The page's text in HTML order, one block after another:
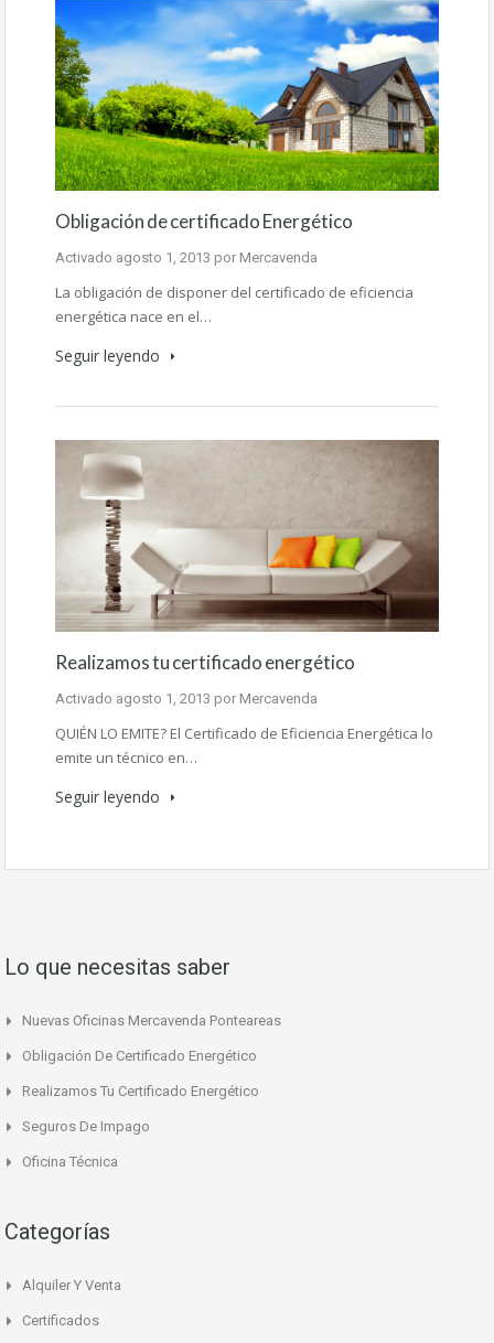
Obligación de certificado Energético
Activado agosto 1, 2013 por Mercavenda
La obligación de disponer del certificado de eficiencia
energética nace en el…
Seguir leyendo
Realizamos tu certificado energético
Activado agosto 1, 2013 por Mercavenda
QUIÉN LO EMITE? El Certificado de Eficiencia Energética lo
emite un técnico en…
Seguir leyendo
Lo que necesitas saber
Nuevas Oficinas Mercavenda Ponteareas
Obligación De Certificado Energético
Realizamos Tu Certificado Energético
Seguros De Impago
Oficina Técnica
Categorías
Alquiler Y Venta
Certificados